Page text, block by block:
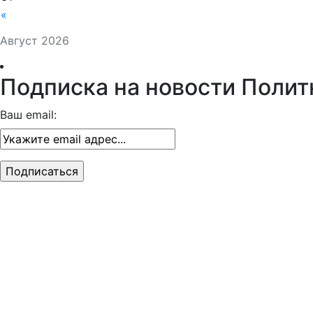
Август 2026
«
Подписка на новости
Ваш email: